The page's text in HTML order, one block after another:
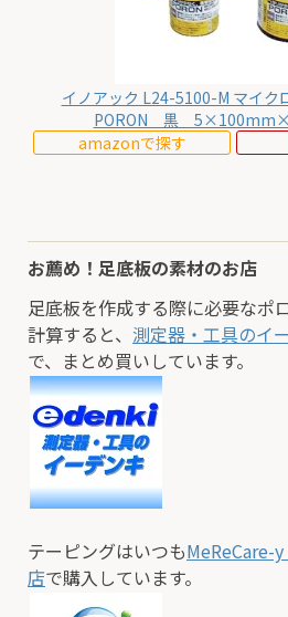
イノアック L24-5100-M マイク
PORON 黒
amazonで探す
お薦め！足底板の素材のお店
足底板を作成する際に必要なポ
計算すると、 測定器・工具のイ
で、まとめ買いしています。
テーピングはいつもMeReCare-
店で購入しています。